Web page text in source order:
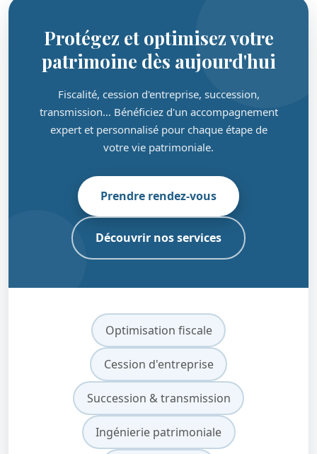
Protégez et optimisez votre
patrimoine dès aujourd'hui
Fiscalité, cession d'entreprise, succession,
transmission… Bénéficiez d'un accompagnement
expert et personnalisé pour chaque étape de
votre vie patrimoniale.
Prendre rendez-vous
Découvrir nos services
Optimisation fiscale
Cession d'entreprise
Succession & transmission
Ingénierie patrimoniale